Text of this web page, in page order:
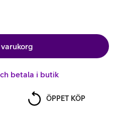
betala i butik
ÖPPET KÖP